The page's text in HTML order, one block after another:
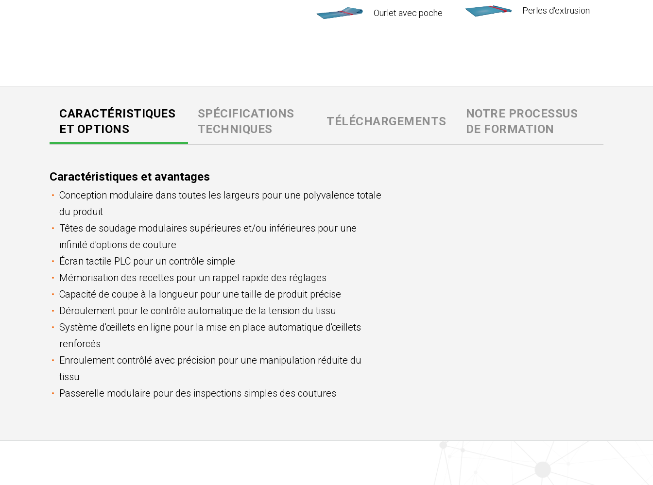
Ourlet avec poche Perles d'extrusion
CARACTÉRISTIQUES
ET OPTIONS
SPÉCIFICATIONS
TECHNIQUES
TÉLÉCHARGEMENTS
NOTRE PROCESSUS
DE FORMATION
Caractéristiques et avantages
Conception modulaire dans toutes les largeurs pour une polyvalence totale
du produit
Têtes de soudage modulaires supérieures et/ou inférieures pour une
infinité d'options de couture
Écran tactile PLC pour un contrôle simple
Mémorisation des recettes pour un rappel rapide des réglages
Capacité de coupe à la longueur pour une taille de produit précise
Déroulement pour le contrôle automatique de la tension du tissu
Système d'œillets en ligne pour la mise en place automatique d'œillets
renforcés
Enroulement contrôlé avec précision pour une manipulation réduite du
tissu
Passerelle modulaire pour des inspections simples des coutures